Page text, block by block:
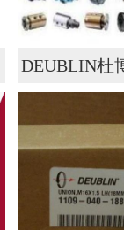
DEUBLIN杜